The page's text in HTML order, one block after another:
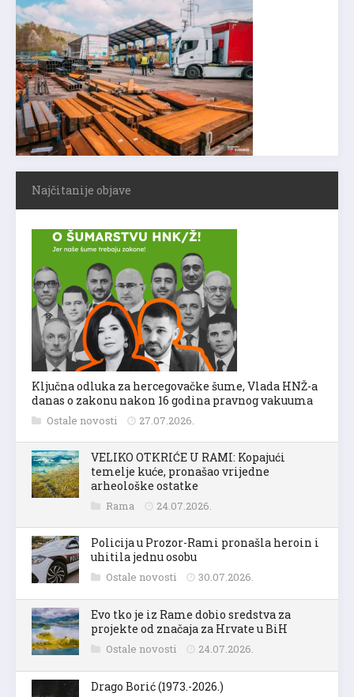
Najčitanije objave
Ključna odluka za hercegovačke šume, Vlada HNŽ-a
danas o zakonu nakon 16 godina pravnog vakuuma
Ostale novosti 27.07.2026.
VELIKO OTKRIĆE U RAMI: Kopajući
temelje kuće, pronašao vrijedne
arheološke ostatke
Rama 24.07.2026.
Policija u Prozor-Rami pronašla heroin i
uhitila jednu osobu
Ostale novosti 30.07.2026.
Evo tko je iz Rame dobio sredstva za
projekte od značaja za Hrvate u BiH
Ostale novosti 24.07.2026.
Drago Borić (1973.-2026.)